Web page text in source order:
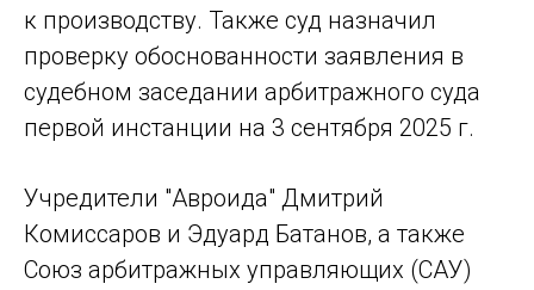
к производству. Также суд назначил
проверку обоснованности заявления в
судебном заседании арбитражного суда
первой инстанции на 3 сентября 2025 г.
Учредители "Авроида" Дмитрий
Комиссаров и Эдуард Батанов, а также
Союз арбитражных управляющих (САУ)